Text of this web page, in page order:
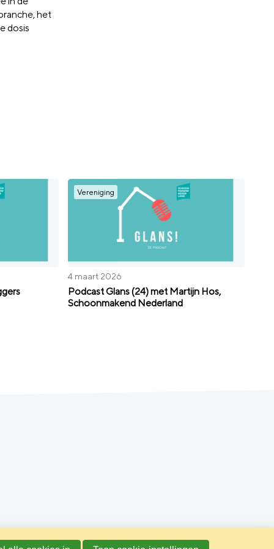
het
dosis
Vereniging
4 maart 2026
Podcast Glans (24) met Martijn Hos,
Schoonmakend Nederland